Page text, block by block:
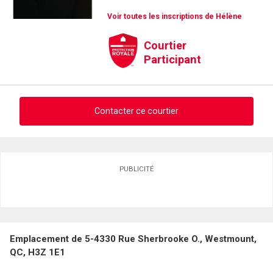
Voir toutes les inscriptions de Hélène
Courtier
Participant
Contacter ce courtier
Téléphone
(Optionnel)
PUBLICITÉ
Emplacement de 5-4330 Rue Sherbrooke O., Westmount,
QC, H3Z 1E1